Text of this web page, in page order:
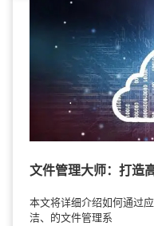
文件管理大师：打造
本文将详细介绍如何通过
洁、的文件管理系